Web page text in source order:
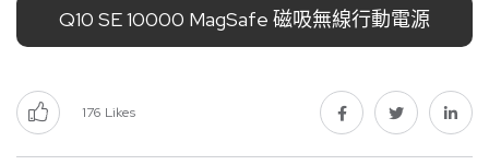
Q10 SE 10000 MagSafe 磁吸無線行動電源
176 Likes